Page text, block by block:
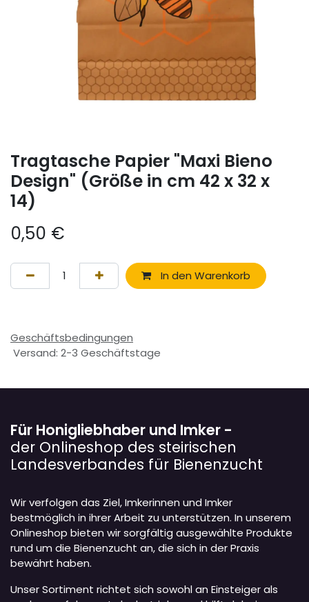
Tragtasche Papier "Maxi Bieno
Design" (Größe in cm 42 x 32 x
14)
0,50 €
In den Warenkorb
Geschäftsbedingungen
Versand: 2-3 Geschäftstage
Für Honigliebhaber und Imker -
der Onlineshop des steirischen
Landesverbandes für Bienenzucht
Wir verfolgen das Ziel, Imkerinnen und Imker
bestmöglich in ihrer Arbeit zu unterstützen. In unserem
Onlineshop bieten wir sorgfältig ausgewählte Produkte
rund um die Bienenzucht an, die sich in der Praxis
bewährt haben.
Unser Sortiment richtet sich sowohl an Einsteiger als